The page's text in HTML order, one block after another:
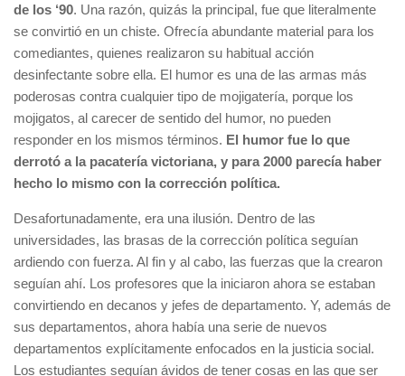
de los ‘90. Una razón, quizás la principal, fue que literalmente
se convirtió en un chiste. Ofrecía abundante material para los
comediantes, quienes realizaron su habitual acción
desinfectante sobre ella. El humor es una de las armas más
poderosas contra cualquier tipo de mojigatería, porque los
mojigatos, al carecer de sentido del humor, no pueden
responder en los mismos términos. El humor fue lo que
derrotó a la pacatería victoriana, y para 2000 parecía haber
hecho lo mismo con la corrección política.
Desafortunadamente, era una ilusión. Dentro de las
universidades, las brasas de la corrección política seguían
ardiendo con fuerza. Al fin y al cabo, las fuerzas que la crearon
seguían ahí. Los profesores que la iniciaron ahora se estaban
convirtiendo en decanos y jefes de departamento. Y, además de
sus departamentos, ahora había una serie de nuevos
departamentos explícitamente enfocados en la justicia social.
Los estudiantes seguían ávidos de tener cosas en las que ser